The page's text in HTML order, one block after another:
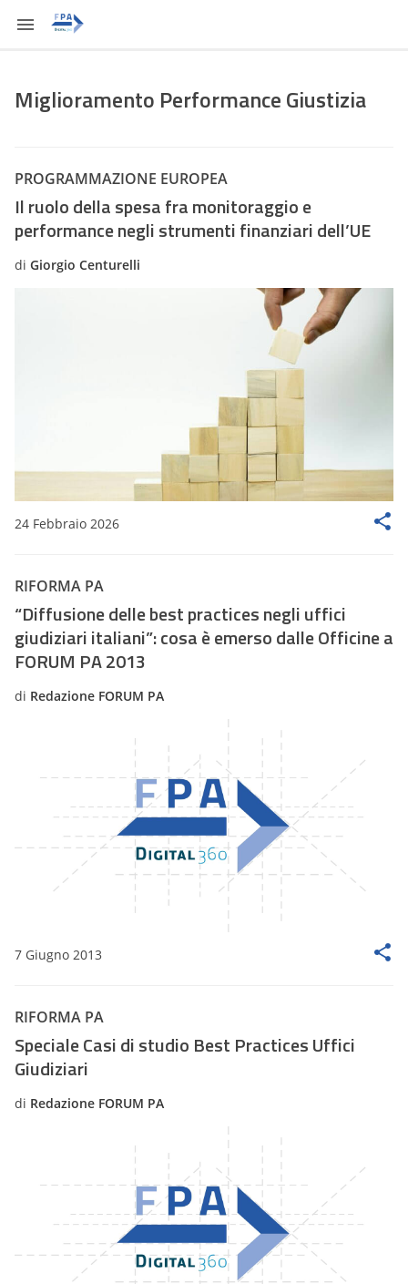
Miglioramento Performance Giustizia
PROGRAMMAZIONE EUROPEA
Il ruolo della spesa fra monitoraggio e
performance negli strumenti finanziari dell’UE
di Giorgio Centurelli
24 Febbraio 2026
RIFORMA PA
“Diffusione delle best practices negli uffici
giudiziari italiani”: cosa è emerso dalle Officine a
FORUM PA 2013
di Redazione FORUM PA
7 Giugno 2013
RIFORMA PA
Speciale Casi di studio Best Practices Uffici
Giudiziari
di Redazione FORUM PA